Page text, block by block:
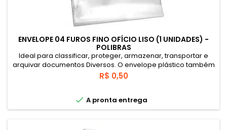
ENVELOPE 04 FUROS FINO OFÍCIO LISO (1 UNIDADES) -
POLIBRAS
Ideal para classificar, proteger, armazenar, transportar e
arquivar documentos Diversos. O envelope plástico também
é muito utilizado com refil para pastas catálogo e portfólio.
Preço
R$ 0,50
 A pronta entrega